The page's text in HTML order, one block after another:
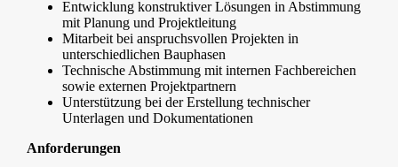
Entwicklung konstruktiver Lösungen in Abstimmung
mit Planung und Projektleitung
Mitarbeit bei anspruchsvollen Projekten in
unterschiedlichen Bauphasen
Technische Abstimmung mit internen Fachbereichen
sowie externen Projektpartnern
Unterstützung bei der Erstellung technischer
Unterlagen und Dokumentationen
Anforderungen